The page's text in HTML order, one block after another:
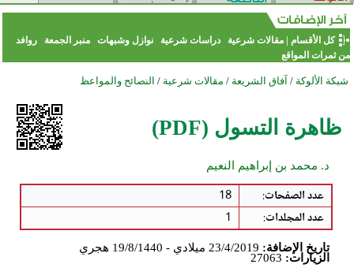
كل الأقسام |مقالات شرعية دراسات شرعية نوازل وشبهات منبر الجمعة
روافد
من ثمرات المواقع
شبكة الألوكة / آفاق الشريعة / مقالات شرعية / النصائح والمواعظ
ظاهرة التسول (PDF)
د. محمد بن إبراهيم النعيم
عدد الصفحات:
18
عدد المجلدات:
1
تاريخ الإضافة: 23/4/2019 ميلادي - 19/8/1440 هجري
الزيارات: 27063